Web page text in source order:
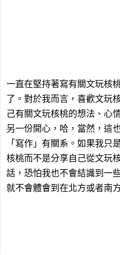
一直在堅持著寫有關文玩核
了。對於我而言，喜歡文玩
己有關文玩核桃的想法、
另一份開心，哈，當然，這
「寫作」有關系。如果我只
核桃而不是分享自己從文玩
話，恐怕我也不會結識到一
就不會體會到在北方或者南